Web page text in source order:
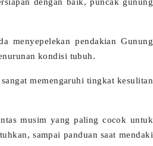
menyepelekan pendakian Gunung
kondisi tubuh.
memengaruhi tingkat kesulitan
musim yang paling cocok untuk
sampai panduan saat mendaki